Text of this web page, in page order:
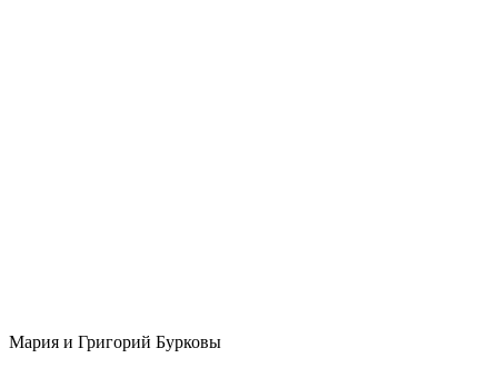
Мария и Григорий Бурковы